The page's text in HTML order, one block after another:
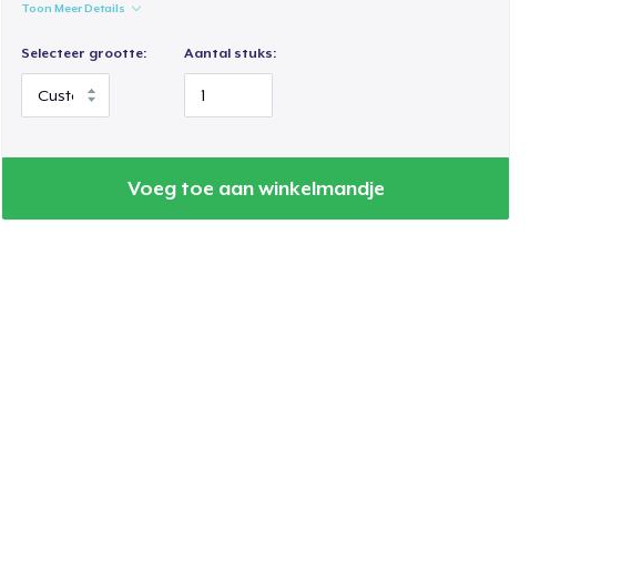
Toon Meer Details
Selecteer grootte: Aantal stuks:
Voeg toe aan winkelmandje